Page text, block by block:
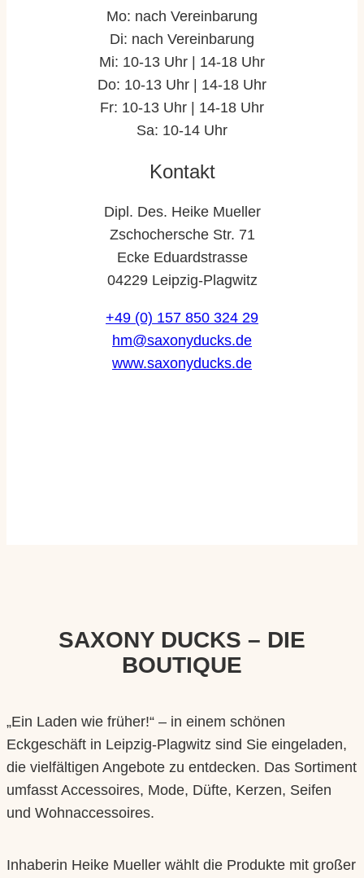
Mo: nach Vereinbarung
Di: nach Vereinbarung
Mi: 10-13 Uhr | 14-18 Uhr
Do: 10-13 Uhr | 14-18 Uhr
Fr: 10-13 Uhr | 14-18 Uhr
Sa: 10-14 Uhr
Kontakt
Dipl. Des. Heike Mueller
Zschochersche Str. 71
Ecke Eduardstrasse
04229 Leipzig-Plagwitz
+49 (0) 157 850 324 29
hm@saxonyducks.de
www.saxonyducks.de
SAXONY DUCKS – DIE
BOUTIQUE
„Ein Laden wie früher!“ – in einem schönen
Eckgeschäft in Leipzig-Plagwitz sind Sie eingeladen,
die vielfältigen Angebote zu entdecken. Das Sortiment
umfasst Accessoires, Mode, Düfte, Kerzen, Seifen
und Wohnaccessoires.
Inhaberin Heike Mueller wählt die Produkte mit großer